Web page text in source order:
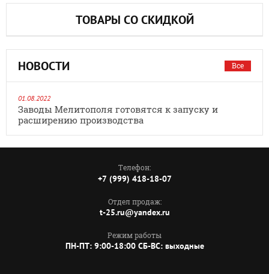
ТОВАРЫ СО СКИДКОЙ
НОВОСТИ Все
01.08.2022
Заводы Мелитополя готовятся к запуску и
расширению производства
Телефон:
+7 (999) 418-18-07
Отдел продаж:
t-25.ru@yandex.ru
Режим работы
ПН-ПТ: 9:00-18:00 СБ-ВС: выходные